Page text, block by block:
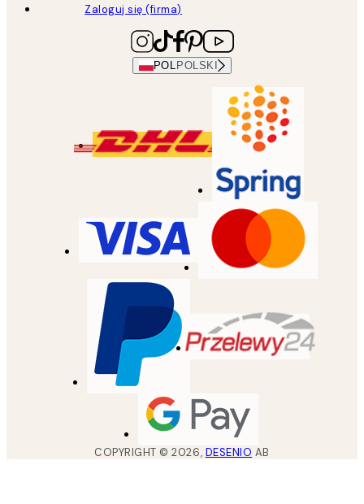
Zaloguj się (firma)
POL POLSKI
COPYRIGHT ©2026, DESENIO AB